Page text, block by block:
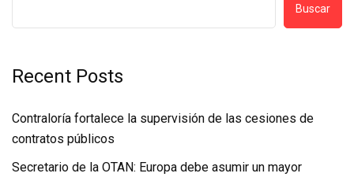
Buscar
Recent Posts
Contraloría fortalece la supervisión de las cesiones de
contratos públicos
Secretario de la OTAN: Europa debe asumir un mayor